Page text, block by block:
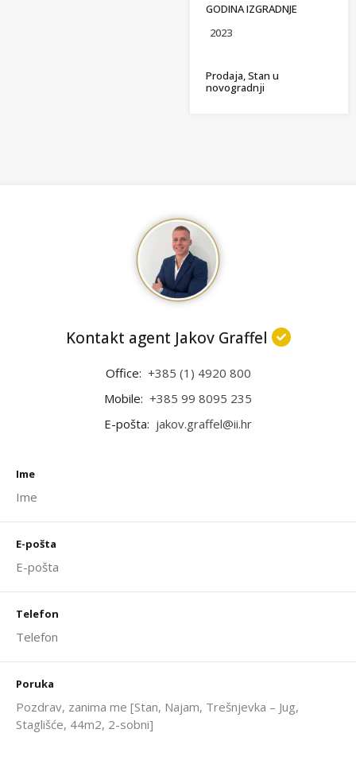
GODINA IZGRADNJE
2023
Prodaja, Stan u
novogradnji
Kontakt agent Jakov Graffel
Office: +385 (1) 4920 800
Mobile: +385 99 8095 235
E-pošta: jakov.graffel@ii.hr
Ime
E-pošta
Telefon
Poruka